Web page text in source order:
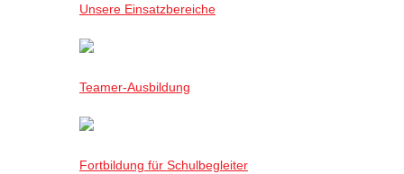
Unsere Einsatzbereiche
Teamer-Ausbildung
Fortbildung für Schulbegleiter